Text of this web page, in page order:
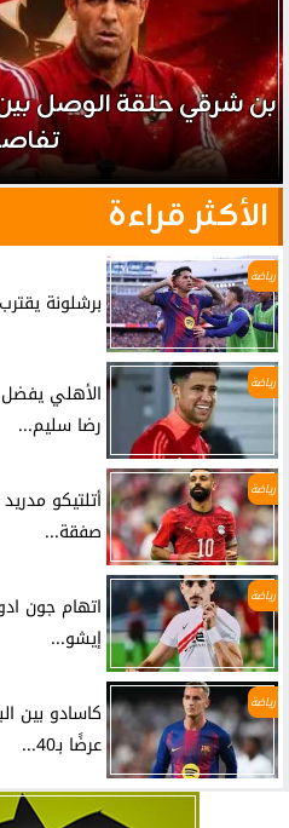
بن شرقي حلقة الوصل
الأكثر قراءة
رياضة
برشلونة
رياضة
الأهلي
رضا سليم...
رياضة
أتلتيكو
صفقة...
رياضة
اتهام جون
إيشو...
رياضة
كاسادو بين
عرضًا بـ40...